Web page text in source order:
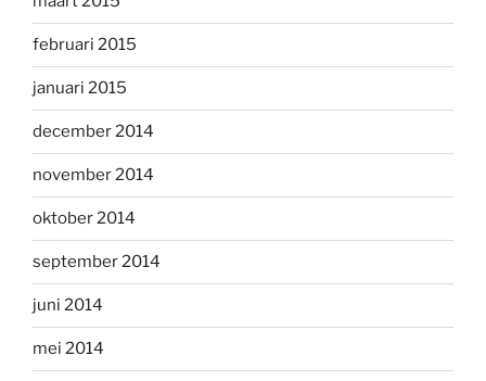
februari 2015
januari 2015
december 2014
november 2014
oktober 2014
september 2014
juni 2014
mei 2014